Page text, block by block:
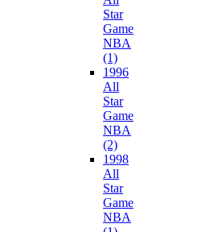
Star
Game
NBA
(1)
1996
All
Star
Game
NBA
(2)
1998
All
Star
Game
NBA